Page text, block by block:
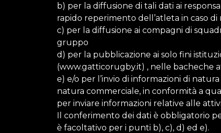
b) per la diffusione di tali dati ai
rapido reperimento dell’atleta in caso di
c) per la diffusione ai compagni di
gruppo
d) per la pubblicazione ai solo fini
(www.gatticorugby.it) , nelle bacheche
e) e/o per l’invio di informazioni di
natura commerciale, in conformità a
per inviare informazioni relative alle
Il conferimento dei dati è obbligatorio
è facoltativo per i punti b), c), d) ed e).